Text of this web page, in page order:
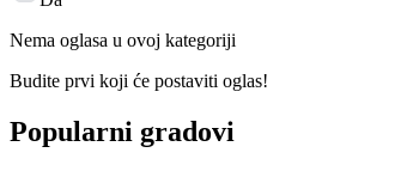
Nema oglasa u ovoj kategoriji
Budite prvi koji će postaviti oglas!
Popularni gradovi